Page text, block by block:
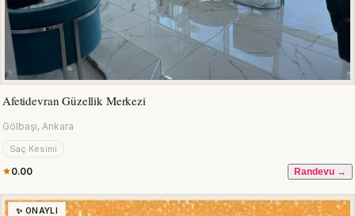
Afetidevran Güzellik Merkezi
Gölbaşı, Ankara
Saç Kesimi
0.00 Randevu →
✨ ONAYLI